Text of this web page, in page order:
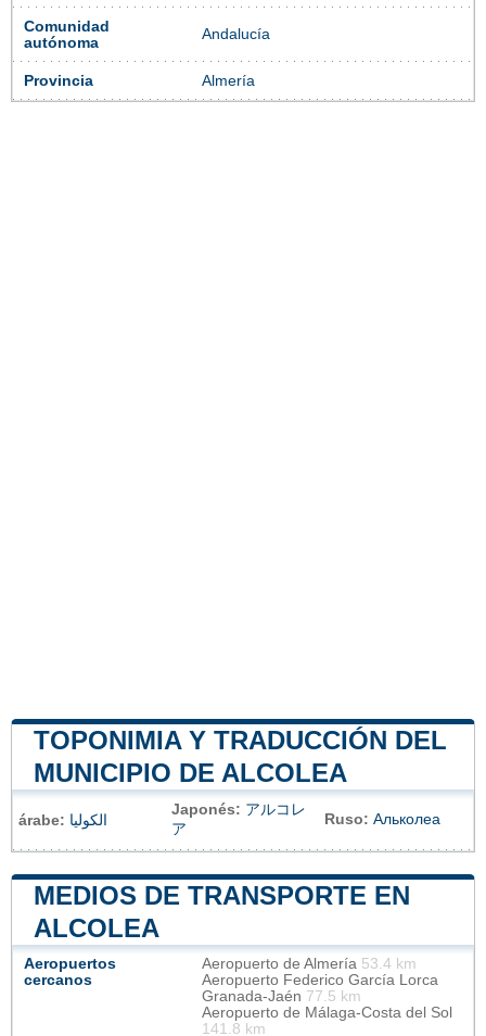
Comunidad
autónoma
Andalucía
Provincia Almería
TOPONIMIA Y TRADUCCIÓN DEL
MUNICIPIO DE ALCOLEA
árabe: الكوليا
Japonés: アルコレ
ア
Ruso: Альколеа
MEDIOS DE TRANSPORTE EN
ALCOLEA
Aeropuertos
cercanos
Aeropuerto de Almería 53.4 km
Aeropuerto Federico García Lorca
Granada-Jaén 77.5 km
Aeropuerto de Málaga-Costa del Sol
141.8 km